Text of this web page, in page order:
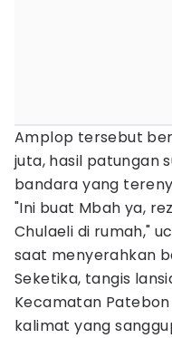
Amplop tersebut
juta, hasil patungan
bandara yang
"Ini buat Mbah ya,
Chulaeli di rumah,"
saat menyerahkan
Seketika, tangis
Kecamatan
kalimat yang